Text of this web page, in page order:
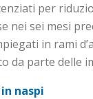
per
nei sei mesi
in rami
da parte delle
naspi